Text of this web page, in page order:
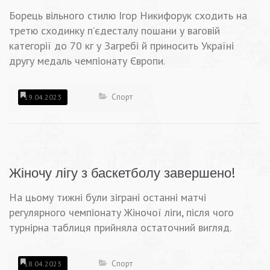
Борець вільного стилю Ігор Никифорук сходить на
третю сходинку п’єдесталу пошани у ваговій
категорії до 70 кг у Загребі й приносить Україні
другу медаль чемпіонату Європи.
19.04.2023 Спорт
Жіночу лігу з баскетболу завершено!
На цьому тижні були зіграні останні матчі
регулярного чемпіонату Жіночої ліги, після чого
турнірна таблиця прийняла остаточний вигляд.
18.04.2023 Спорт